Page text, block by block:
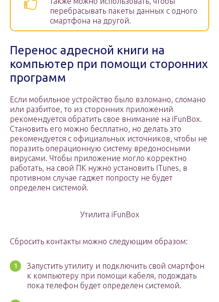
перебрасывать пакеты данных с одного
смартфона на другой.
Перенос адресной книги на
компьютер при помощи сторонних
программ
Если мобильное устройство было взломано, сломано
или разбитое, то из сторонних приложений
рекомендуется обратить свое внимание на iFunBox.
Становить его можно бесплатно, но делать это
рекомендуется с официальных источников, чтобы не
поразить операционную систему вредоносными
вирусами. Чтобы приложение могло корректно
работать, на свой ПК нужно установить ITunes, в
противном случае гаджет попросту не будет
определен системой.
Утилита iFunBox
Сбросить контакты можно следующим образом:
Запустить утилиту и подключить свой смартфон
к компьютеру при помощи кабеля, подождать
пока телефон будет определен системой.